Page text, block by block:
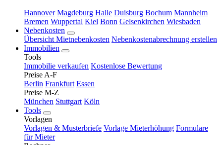
Hannover Magdeburg Halle Duisburg Bochum Mannheim
Bremen Wuppertal Kiel Bonn Gelsenkirchen Wiesbaden
Nebenkosten
Übersicht Mietnebenkosten Nebenkostenabrechnung erstellen
Immobilien
Tools
Immobilie verkaufen Kostenlose Bewertung
Preise A-F
Berlin Frankfurt Essen
Preise M-Z
München Stuttgart Köln
Tools
Vorlagen
Vorlagen & Musterbriefe Vorlage Mieterhöhung Formulare
für Mieter